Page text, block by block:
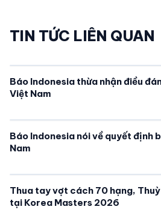
TIN TỨC LIÊN QUAN
Báo Indonesia thừa nhận điều
Việt Nam
Báo Indonesia nói về quyết định
Nam
Thua tay vợt cách 70 hạng,
tại Korea Masters 2026